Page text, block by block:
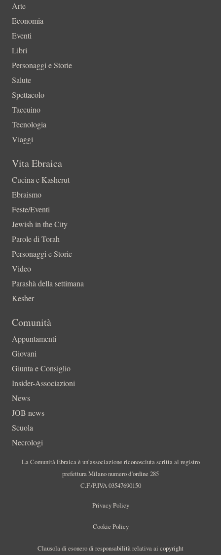
Arte
Economia
Eventi
Libri
Personaggi e Storie
Salute
Spettacolo
Taccuino
Tecnologia
Viaggi
Vita Ebraica
Cucina e Kasherut
Ebraismo
Feste/Eventi
Jewish in the City
Parole di Torah
Personaggi e Storie
Video
Parashà della settimana
Kesher
Comunità
Appuntamenti
Giovani
Giunta e Consiglio
Insider-Associazioni
News
JOB news
Scuola
Necrologi
La Comunità Ebraica è un’associazione riconosciuta scritta al registro
prefettura Milano numero d’ordine 285
C.F./P.IVA 03547690150
Privacy Policy
Cookie Policy
Clausola di esonero di responsabilità relativa ai copyright